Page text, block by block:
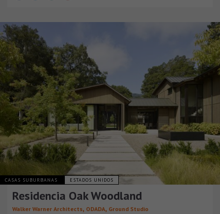
CASAS SUBURBANAS ESTADOS UNIDOS
Residencia Oak Woodland
Walker Warner Architects, ODADA, Ground Studio